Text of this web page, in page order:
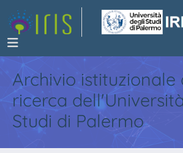
Archivio istituzionale
ricerca
Studi di Palermo